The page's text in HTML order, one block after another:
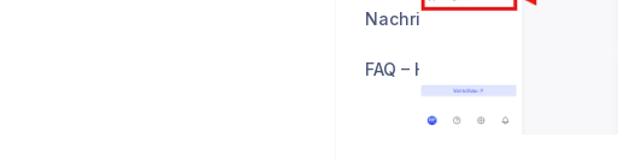
Nachrichten & Chatgruppen
FAQ – Häufig gestellte Fragen